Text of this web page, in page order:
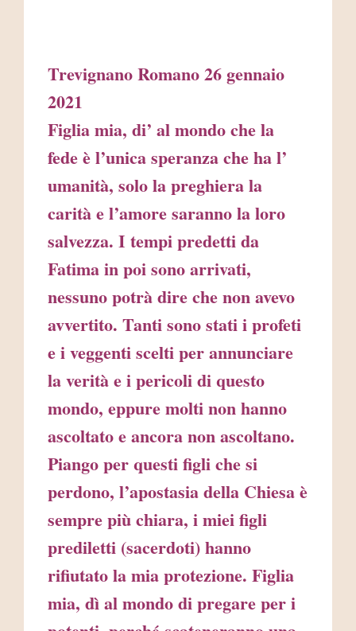
Trevignano Romano 26 gennaio
2021
Figlia mia, di’ al mondo che la
fede è l’unica speranza che ha l’
umanità, solo la preghiera la
carità e l’amore saranno la loro
salvezza. I tempi predetti da
Fatima in poi sono arrivati,
nessuno potrà dire che non avevo
avvertito. Tanti sono stati i profeti
e i veggenti scelti per annunciare
la verità e i pericoli di questo
mondo, eppure molti non hanno
ascoltato e ancora non ascoltano.
Piango per questi figli che si
perdono, l’apostasia della Chiesa è
sempre più chiara, i miei figli
prediletti (sacerdoti) hanno
rifiutato la mia protezione. Figlia
mia, dì al mondo di pregare per i